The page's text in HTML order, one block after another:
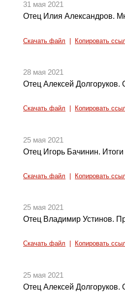
31 мая 2021
Отец Илия Александров.
Скачать файл Копировать
28 мая 2021
Отец Алексей Долгоруков.
Скачать файл Копировать
25 мая 2021
Отец Игорь Бачинин.
Скачать файл Копировать
25 мая 2021
Отец Владимир Устинов.
Скачать файл Копировать
25 мая 2021
Отец Алексей Долгоруков.